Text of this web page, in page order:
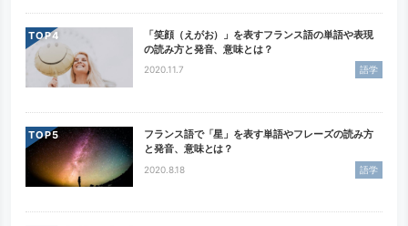
TOP
「笑顔（えがお）」を表すフランス語の単語や表現
の読み方と発音、意味とは？
2020.11.7 語学
TOP
フランス語で「星」を表す単語やフレーズの読み方
と発音、意味とは？
2020.8.18 語学